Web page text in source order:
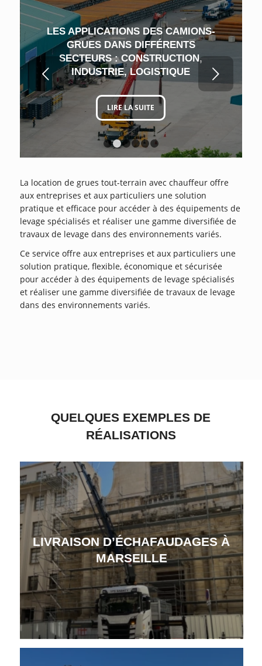
LES APPLICATIONS DES CAMIONS-
GRUES DANS DIFFÉRENTS
SECTEURS : CONSTRUCTION,
INDUSTRIE, LOGISTIQUE
LIRE LA SUITE
Suivant
1 2 3 4 5 6
La location de grues tout-terrain avec chauffeur offre
aux entreprises et aux particuliers une solution
pratique et efficace pour accéder à des équipements de
levage spécialisés et réaliser une gamme diversifiée de
travaux de levage dans des environnements variés.
Ce service offre aux entreprises et aux particuliers une
solution pratique, flexible, économique et sécurisée
pour accéder à des équipements de levage spécialisés
et réaliser une gamme diversifiée de travaux de levage
dans des environnements variés.
QUELQUES EXEMPLES DE
RÉALISATIONS
LIVRAISON D’ÉCHAFAUDAGES À
MARSEILLE